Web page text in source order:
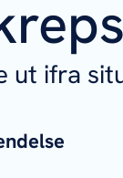
ut ifra